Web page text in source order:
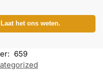
het ons weten.
659